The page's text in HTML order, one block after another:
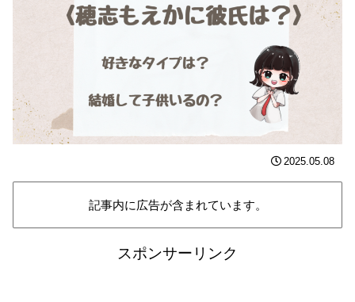
2025.05.08
記事内に広告が含まれています。
スポンサーリンク